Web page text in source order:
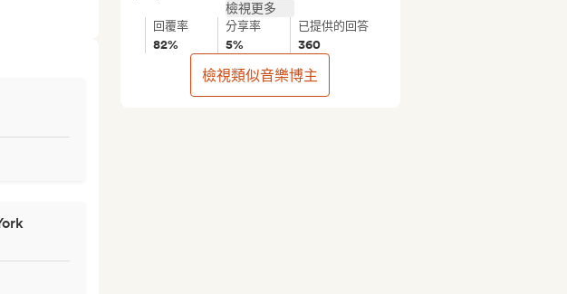
檢視更多
回覆率
82%
分享率
5%
已提供的回答
360
檢視類似音樂博主